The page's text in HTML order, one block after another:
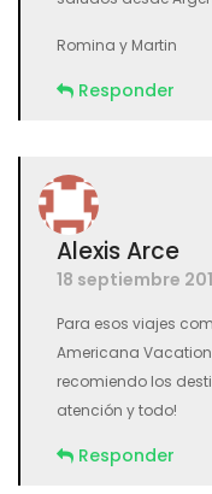
Romina y Martin
Responder
Alexis Arce
18 septiembre
Para esos viajes
Americana
recomiendo los
atención y todo!
Responder